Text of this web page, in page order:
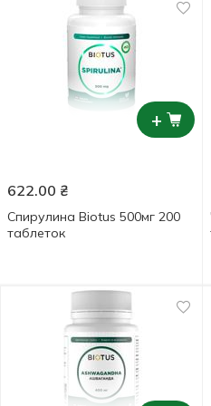
+
622.00 ₴
Спирулина Biotus 500мг 200
таблеток